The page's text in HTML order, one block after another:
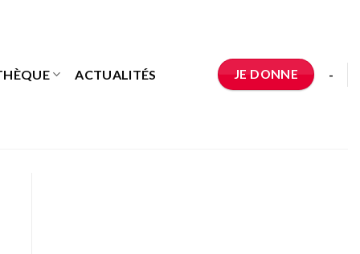
ACTUALITÉS JE DONNE -